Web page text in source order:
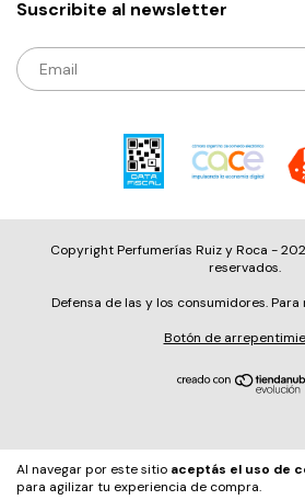
Al navegar por este sitio aceptás el uso de
para agilizar tu experiencia de compra.
Suscribite al newsletter
Copyright Perfumerías Ruiz y Roca -
reservados.
Defensa de las y los consumidores. Para
Botón de
<-----------Codigo 5------------>